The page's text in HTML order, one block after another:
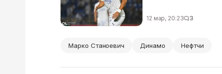
12 мар, 20:23 3
Марко Станоевич Динамо Нефтчи